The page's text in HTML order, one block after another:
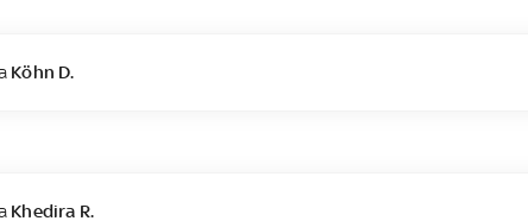
Köhn D.
Khedira R.